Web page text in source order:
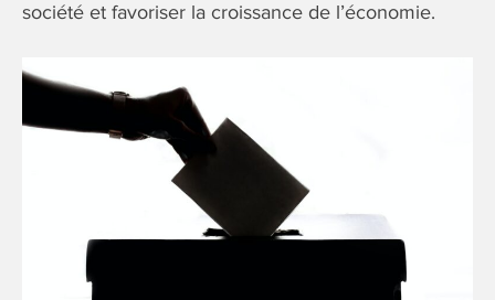
société et favoriser la croissance de l’économie.